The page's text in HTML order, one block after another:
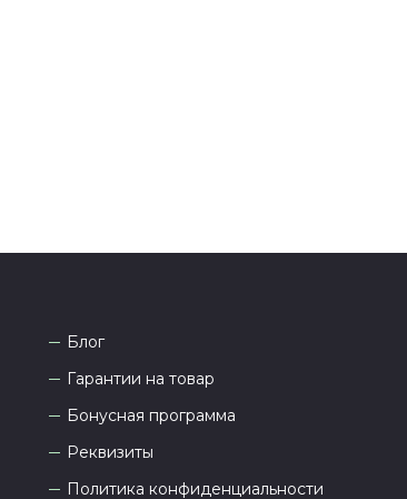
Блог
Гарантии на товар
Бонусная программа
Реквизиты
Политика конфиденциальности